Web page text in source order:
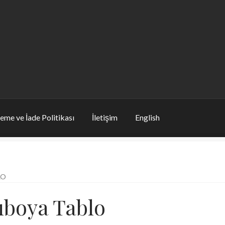
ve İade Politikası İletişim English
Tablo